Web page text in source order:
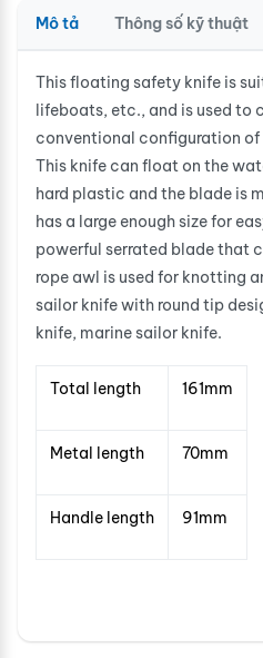
Mô tả Thông số kỹ thuật
This floating safety knife is
lifeboats, etc., and is used to
conventional configuration
This knife can float on the
hard plastic and the blade is
has a large enough size for
powerful serrated blade that
rope awl is used for knotting
sailor knife with round tip
knife, marine sailor knife.
Total length 161mm
Metal length 70mm
Handle length 91mm